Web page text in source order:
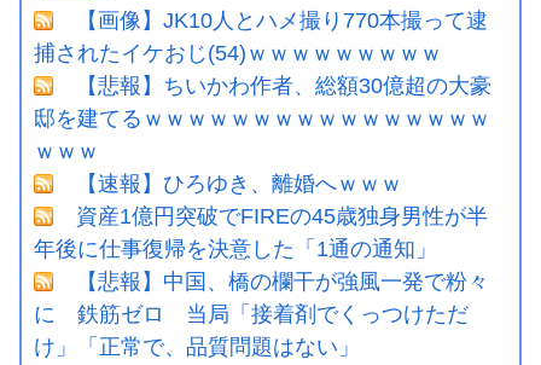
【画像】JK10人とハメ撮り770本撮って逮
捕されたイケおじ(54)ｗｗｗｗｗｗｗｗｗ
【悲報】ちいかわ作者、総額30億超の大豪
邸を建てるｗｗｗｗｗｗｗｗｗｗｗｗｗｗｗｗ
ｗｗｗ
【速報】ひろゆき、離婚へｗｗｗ
資産1億円突破でFIREの45歳独身男性が半
年後に仕事復帰を決意した「1通の通知」
【悲報】中国、橋の欄干が強風一発で粉々
に 鉄筋ゼロ 当局「接着剤でくっつけただ
け」「正常で、品質問題はない」